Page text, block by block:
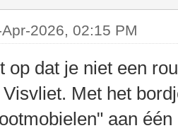
2026, 02:15 PM
op dat je niet een
Met het
aan